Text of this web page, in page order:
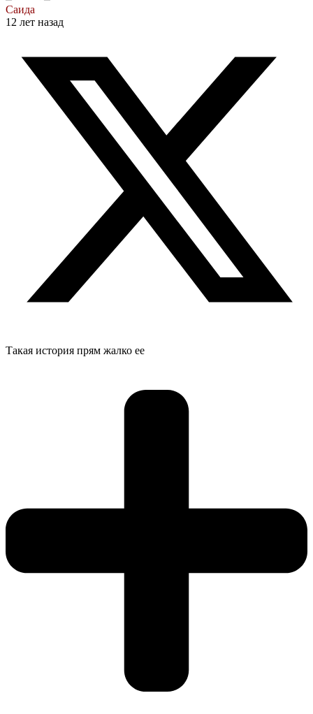
Саида
12 лет назад
Такая история прям жалко ее